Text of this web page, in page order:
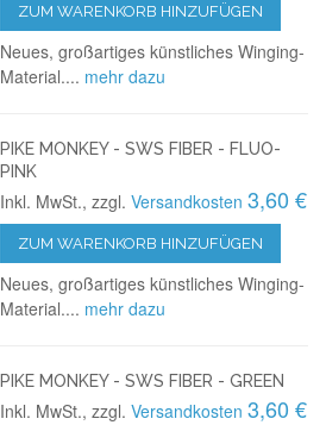
ZUM WARENKORB HINZUFÜGEN
Neues, großartiges künstliches Winging-
Material.... mehr dazu
PIKE MONKEY - SWS FIBER - FLUO-
PINK
Inkl. MwSt., zzgl.Versandkosten 3,60 €
ZUM WARENKORB HINZUFÜGEN
Neues, großartiges künstliches Winging-
Material.... mehr dazu
PIKE MONKEY - SWS FIBER - GREEN
Inkl. MwSt., zzgl.Versandkosten 3,60 €